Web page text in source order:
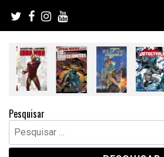
content
Pesquisar
Pesquisar
por: